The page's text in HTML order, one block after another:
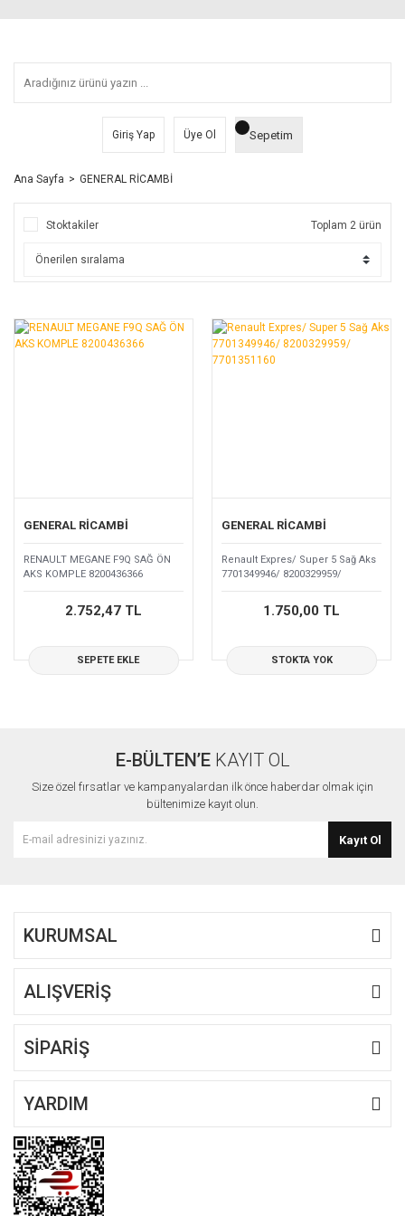
Giriş Yap Üye Ol Sepetim
Ana Sayfa GENERAL RİCAMBİ
Stoktakiler Toplam 2 ürün
GENERAL RİCAMBİ
RENAULT MEGANE F9Q SAĞ ÖN
AKS KOMPLE 8200436366
2.752,47 TL
SEPETE EKLE
GENERAL RİCAMBİ
Renault Expres/ Super 5 Sağ Aks
7701349946/ 8200329959/
7701351160
1.750,00 TL
STOKTA YOK
E-BÜLTEN’EKAYIT OL
Size özel fırsatlar ve kampanyalardan ilk önce haberdar olmak için
bültenimize kayıt olun.
Kayıt Ol
KURUMSAL
ALIŞVERİŞ
SİPARİŞ
YARDIM